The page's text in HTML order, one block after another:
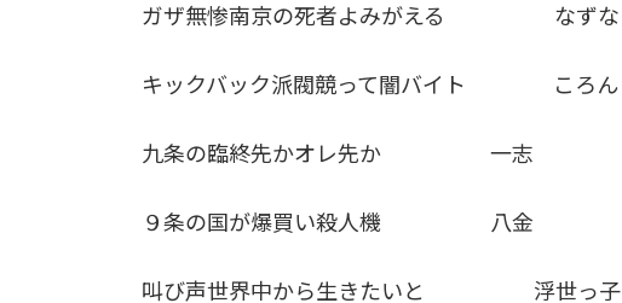
ガザ無惨南京の死者よみがえる なずな
キックバック派閥競って闇バイト ころん
九条の臨終先かオレ先か 一志
９条の国が爆買い殺人機 八金
叫び声世界中から生きたいと 浮世っ子